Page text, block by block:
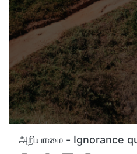
அறியாமை - Ignorance